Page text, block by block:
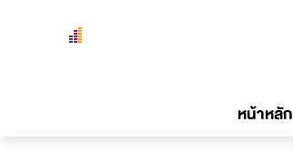
หน้าหลัก